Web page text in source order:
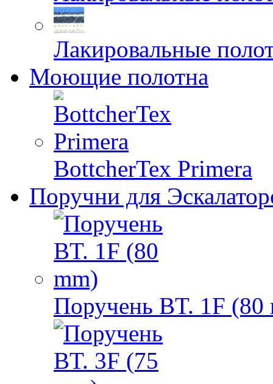
Лакировальные
Моющие полотна
BottcherTex Primera
Поручни для
Поручень BT. 1F (80